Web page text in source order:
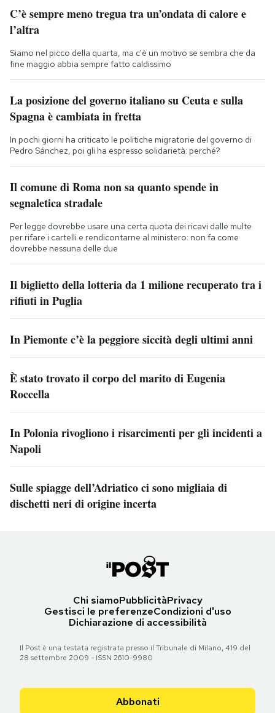
C’è sempre meno tregua tra un’ondata di calore e
l’altra
Siamo nel picco della quarta, ma c'è un motivo se sembra che da
fine maggio abbia sempre fatto caldissimo
La posizione del governo italiano su Ceuta e sulla
Spagna è cambiata in fretta
In pochi giorni ha criticato le politiche migratorie del governo di
Pedro Sánchez, poi gli ha espresso solidarietà: perché?
Il comune di Roma non sa quanto spende in
segnaletica stradale
Per legge dovrebbe usare una certa quota dei ricavi dalle multe
per rifare i cartelli e rendicontarne al ministero: non fa come
dovrebbe nessuna delle due
Il biglietto della lotteria da 1 milione recuperato tra i
rifiuti in Puglia
In Piemonte c’è la peggiore siccità degli ultimi anni
È stato trovato il corpo del marito di Eugenia
Roccella
In Polonia rivogliono i risarcimenti per gli incidenti a
Napoli
Sulle spiagge dell’Adriatico ci sono migliaia di
dischetti neri di origine incerta
Chi siamoPubblicitàPrivacy
Gestisci le preferenzeCondizioni d'uso
Dichiarazione di accessibilità
Il Post è una testata registrata presso il Tribunale di Milano, 419 del
28 settembre 2009 - ISSN 2610-9980
Abbonati